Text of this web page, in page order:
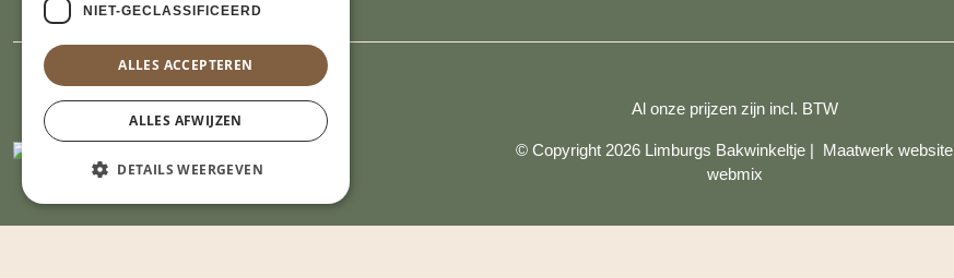
Al onze prijzen zijn incl. BTW
© Copyright 2026 Limburgs Bakwinkeltje | Maatwerk website
webmix
NIET-GECLASSIFICEERD
ALLES ACCEPTEREN
ALLES AFWIJZEN
DETAILS WEERGEVEN